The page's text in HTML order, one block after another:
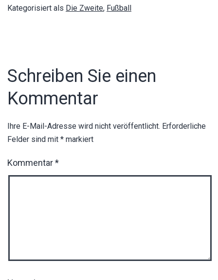
Kategorisiert als Die Zweite, Fußball
Schreiben Sie einen
Kommentar
Ihre E-Mail-Adresse wird nicht veröffentlicht. Erforderliche
Felder sind mit * markiert
Kommentar*